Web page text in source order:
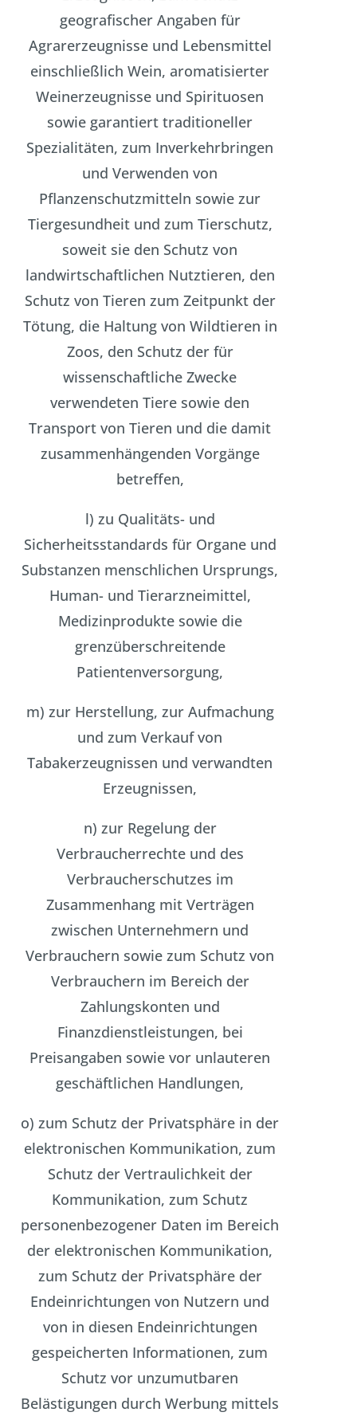
geografischer Angaben für
Agrarerzeugnisse und Lebensmittel
einschließlich Wein, aromatisierter
Weinerzeugnisse und Spirituosen
sowie garantiert traditioneller
Spezialitäten, zum Inverkehrbringen
und Verwenden von
Pflanzenschutzmitteln sowie zur
Tiergesundheit und zum Tierschutz,
soweit sie den Schutz von
landwirtschaftlichen Nutztieren, den
Schutz von Tieren zum Zeitpunkt der
Tötung, die Haltung von Wildtieren in
Zoos, den Schutz der für
wissenschaftliche Zwecke
verwendeten Tiere sowie den
Transport von Tieren und die damit
zusammenhängenden Vorgänge
betreffen,
l) zu Qualitäts- und
Sicherheitsstandards für Organe und
Substanzen menschlichen Ursprungs,
Human- und Tierarzneimittel,
Medizinprodukte sowie die
grenzüberschreitende
Patientenversorgung,
m) zur Herstellung, zur Aufmachung
und zum Verkauf von
Tabakerzeugnissen und verwandten
Erzeugnissen,
n) zur Regelung der
Verbraucherrechte und des
Verbraucherschutzes im
Zusammenhang mit Verträgen
zwischen Unternehmern und
Verbrauchern sowie zum Schutz von
Verbrauchern im Bereich der
Zahlungskonten und
Finanzdienstleistungen, bei
Preisangaben sowie vor unlauteren
geschäftlichen Handlungen,
o) zum Schutz der Privatsphäre in der
elektronischen Kommunikation, zum
Schutz der Vertraulichkeit der
Kommunikation, zum Schutz
personenbezogener Daten im Bereich
der elektronischen Kommunikation,
zum Schutz der Privatsphäre der
Endeinrichtungen von Nutzern und
von in diesen Endeinrichtungen
gespeicherten Informationen, zum
Schutz vor unzumutbaren
Belästigungen durch Werbung mittels